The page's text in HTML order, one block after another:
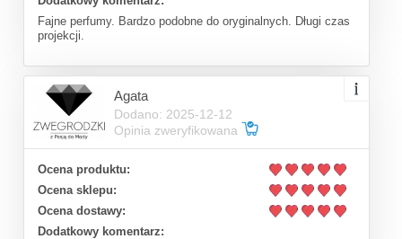
Fajne perfumy. Bardzo podobne do oryginalnych. Długi czas
projekcji.
Agata
Dodano: 2025-12-12
Opinia zweryfikowana
Ocena produktu:
Ocena sklepu:
Ocena dostawy:
Dodatkowy komentarz: